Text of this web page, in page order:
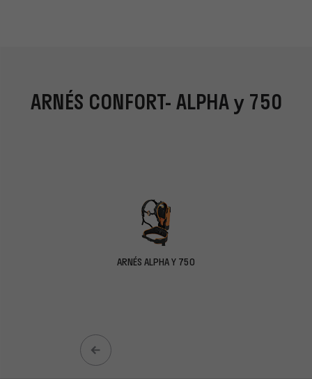
ARNÉS CONFORT- ALPHA y 750
ARNÉS ALPHA Y 750